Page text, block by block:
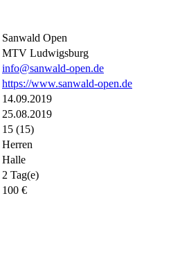
Sanwald Open
MTV Ludwigsburg
info@sanwald-open.de
https://www.sanwald-open.de
14.09.2019
25.08.2019
15 (15)
Herren
Halle
2 Tag(e)
100 €